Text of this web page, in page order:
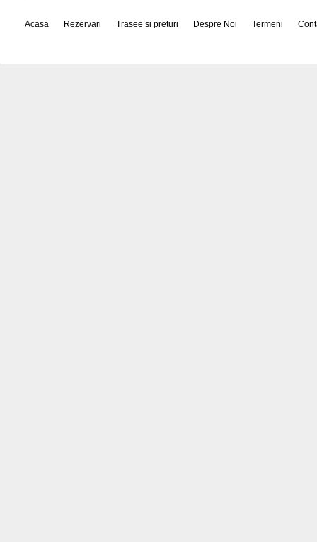
Acasa Rezervari Trasee si preturi Despre Noi Termeni